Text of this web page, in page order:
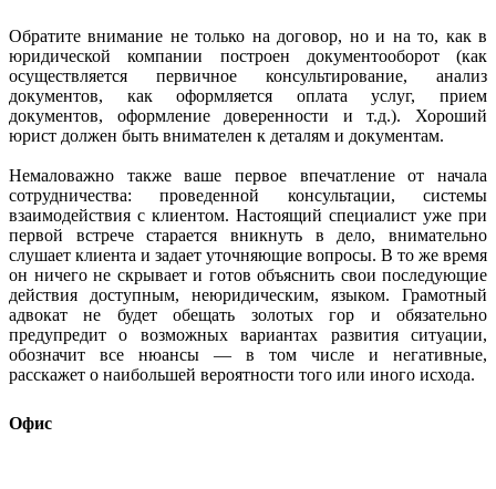
Обратите внимание не только на договор, но и на то, как в
юридической компании построен документооборот (как
осуществляется первичное консультирование, анализ
документов, как оформляется оплата услуг, прием
документов, оформление доверенности и т.д.). Хороший
юрист должен быть внимателен к деталям и документам.
Немаловажно также ваше первое впечатление от начала
сотрудничества: проведенной консультации, системы
взаимодействия с клиентом. Настоящий специалист уже при
первой встрече старается вникнуть в дело, внимательно
слушает клиента и задает уточняющие вопросы. В то же время
он ничего не скрывает и готов объяснить свои последующие
действия доступным, неюридическим, языком. Грамотный
адвокат не будет обещать золотых гор и обязательно
предупредит о возможных вариантах развития ситуации,
обозначит все нюансы — в том числе и негативные,
расскажет о наибольшей вероятности того или иного исхода.
Офис